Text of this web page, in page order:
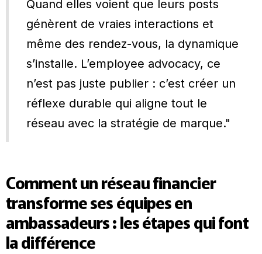
Quand elles voient que leurs posts
génèrent de vraies interactions et
même des rendez-vous, la dynamique
s’installe. L’employee advocacy, ce
n’est pas juste publier : c’est créer un
réflexe durable qui aligne tout le
réseau avec la stratégie de marque."
Comment un réseau financier
transforme ses équipes en
ambassadeurs : les étapes qui font
la différence